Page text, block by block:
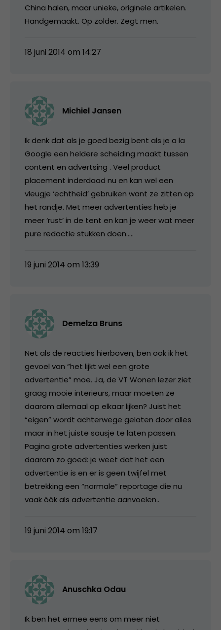
China halen, maar unieke, originele artikelen.
Handgemaakt. Op zolder. Zegt men.
18 juni 2014 om 14:27
Michiel Jansen
Ik denk dat als je goed bezig bent als je a la
Google een heldere scheiding maakt tussen
content en advertsing . Veel product
placement inderdaad nu en kan wel een
vleugje ‘echtheid’ gebruiken want ze zitten op
het randje. Met meer advertenties heb je
meer ‘rust’ in de tent en kan je weer wat meer
pure redactie stukken doen…..
19 juni 2014 om 13:39
Demelza Bruns
Net als de reacties hierboven, ben ook ik het
gevoel van “het lijkt wel een grote
advertentie” moe. Ja, de VT Wonen lezer ziet
graag mooie interieurs, maar moeten ze
daarom allemaal op elkaar lijken? Juist het
“eigen” wordt achterwege gelaten door alles
maar in het juiste sausje te laten passen.
Pagina grote advertenties werken juist
daarom zo goed: je weet dat het een
advertentie is en er is geen twijfel met
betrekking een “normale” reportage die nu
vaak óók als advertentie aanvoelen..
19 juni 2014 om 19:17
Anuschka Odau
Ik ben het ermee eens om meer niet